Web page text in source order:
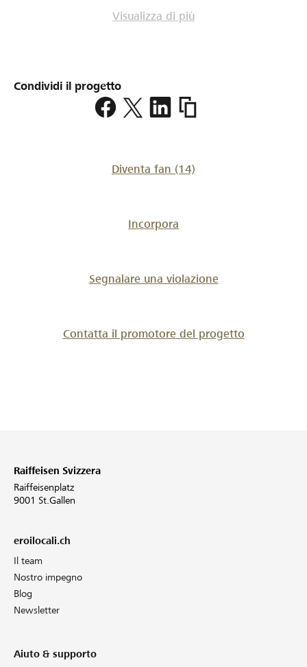
Visualizza di più
Condividi il progetto
https://
sense-
Diventa fan (14)
Incorpora
Segnalare una violazione
Contatta il promotore del progetto
Raiffeisen Svizzera
Raiffeisenplatz
9001 St.Gallen
eroilocali.ch
Il team
Nostro impegno
Blog
Newsletter
Aiuto & supporto